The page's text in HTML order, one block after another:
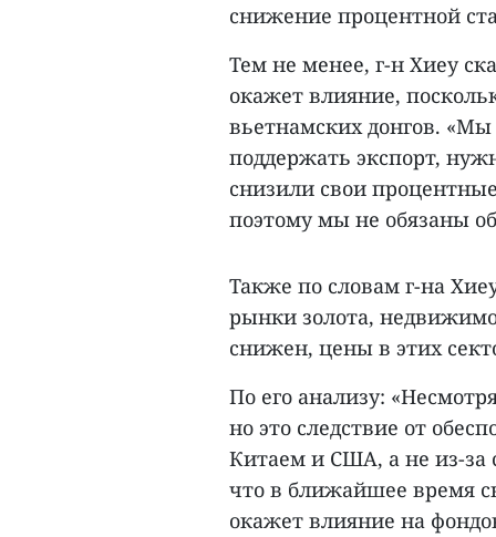
снижение процентной
Тем не менее, г-н Хиеу
окажет влияние,
вьетнамских донгов. «Мы
поддержать экспорт,
снизили свои
поэтому мы не обязаны
Также по словам г-на
рынки золота,
снижен, цены в этих
По его анализу:
но это следствие от
Китаем и США, а не из-за
что в ближайшее время
окажет влияние на